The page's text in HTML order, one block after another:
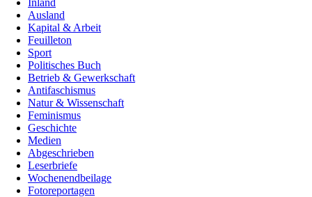
Inland
Ausland
Kapital & Arbeit
Feuilleton
Sport
Politisches Buch
Betrieb & Gewerkschaft
Antifaschismus
Natur & Wissenschaft
Feminismus
Geschichte
Medien
Abgeschrieben
Leserbriefe
Wochenendbeilage
Fotoreportagen